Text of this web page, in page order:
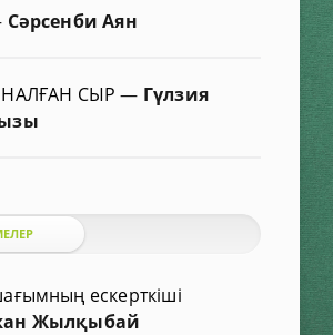
Сәрсенби Аян
СЫР— Гүлзия
ескерткіші
Жылқыбай